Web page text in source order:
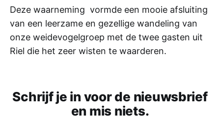
Deze waarneming vormde een mooie afsluiting
van een leerzame en gezellige wandeling van
onze weidevogelgroep met de twee gasten uit
Riel die het zeer wisten te waarderen.
Schrijf je in voor de nieuwsbrief
en mis niets.